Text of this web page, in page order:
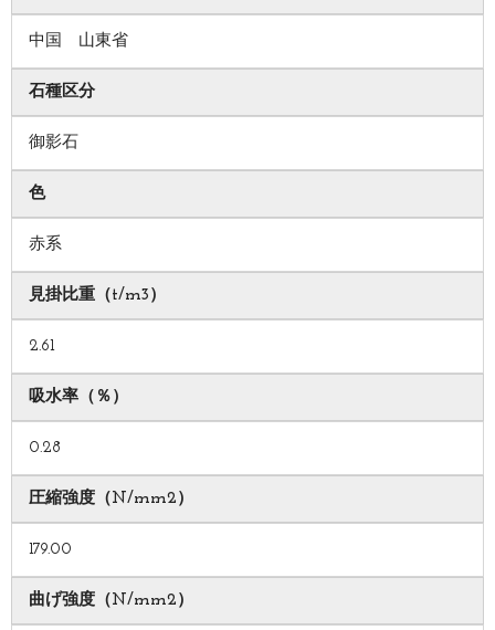
中国 山東省
石種区分
御影石
色
赤系
見掛比重（t/m3）
2.61
吸水率（％）
0.28
圧縮強度（N/mm2）
179.00
曲げ強度（N/mm2）